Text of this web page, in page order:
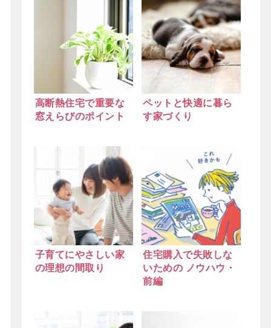
高断熱住宅で重要な
窓えらびのポイント
ペットと快適に暮ら
す家づくり
子育てにやさしい家
の理想の間取り
住宅購入で失敗しな
いための ノウハウ・
前編